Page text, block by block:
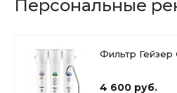
Персональные
Фильтр Гейзер
4 600 руб.